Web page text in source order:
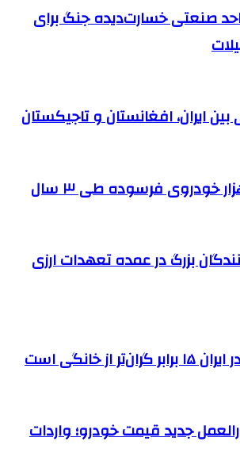
۵۰۰ واحد صنعتی خسارت‌دیده جنگ برای
بین ایران، افغانستان و تاجیکستان
بزرگ در عمده تعهدات ارزی
از خانگی است
جدید قیمت خودرو؛ واردات